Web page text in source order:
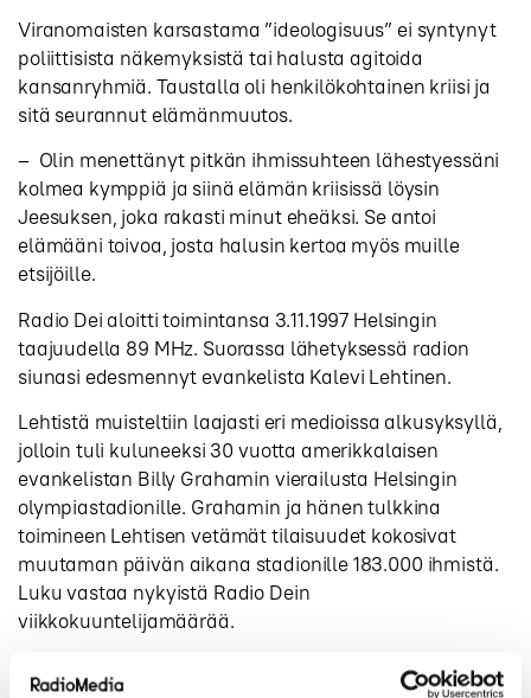
Viranomaisten karsastama ”ideologisuus” ei syntynyt
poliittisista näkemyksistä tai halusta agitoida
kansanryhmiä. Taustalla oli henkilökohtainen kriisi ja
sitä seurannut elämänmuutos.
– Olin menettänyt pitkän ihmissuhteen lähestyessäni
kolmea kymppiä ja siinä elämän kriisissä löysin
Jeesuksen, joka rakasti minut eheäksi. Se antoi
elämääni toivoa, josta halusin kertoa myös muille
etsijöille.
Radio Dei aloitti toimintansa 3.11.1997 Helsingin
taajuudella 89 MHz. Suorassa lähetyksessä radion
siunasi edesmennyt evankelista Kalevi Lehtinen.
Lehtistä muisteltiin laajasti eri medioissa alkusyksyllä,
jolloin tuli kuluneeksi 30 vuotta amerikkalaisen
evankelistan Billy Grahamin vierailusta Helsingin
olympiastadionille. Grahamin ja hänen tulkkina
toimineen Lehtisen vetämät tilaisuudet kokosivat
muutaman päivän aikana stadionille 183.000 ihmistä.
Luku vastaa nykyistä Radio Dein
viikkokuuntelijamäärää.
Kaksikymmentä vuotta myöhemmin 3. marraskuuta